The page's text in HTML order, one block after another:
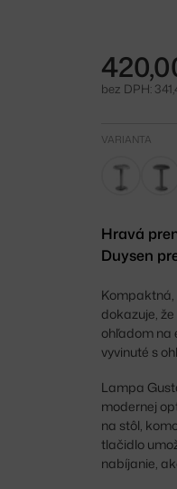
bez DPH:
VARIANTA
Hravá
Duysen
dokazuje,
ohľadom na
vyvinuté s
Lampa
modernej
na stôl,
tlačidlo
nabíjanie,